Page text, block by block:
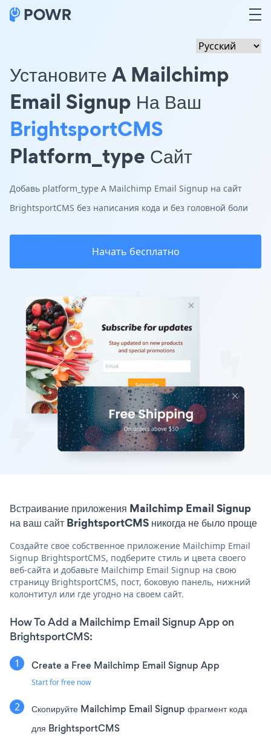
Установите A Mailchimp
Email Signup На Ваш
BrightsportCMS
Platform_type Сайт
Добавь platform_type A Mailchimp Email Signup на сайт
BrightsportCMS без написания кода и без головной боли
Начать бесплатно
Встраивание приложения Mailchimp Email Signup
на ваш сайт BrightsportCMS никогда не было проще
Создайте свое собственное приложение Mailchimp Email
Signup BrightsportCMS, подберите стиль и цвета своего
веб-сайта и добавьте Mailchimp Email Signup на свою
страницу BrightsportCMS, пост, боковую панель, нижний
колонтитул или где угодно на своем сайт.
How To Add a Mailchimp Email Signup App on
BrightsportCMS:
Create a Free Mailchimp Email Signup App
Start for free now
Скопируйте Mailchimp Email Signup фрагмент кода
для BrightsportCMS